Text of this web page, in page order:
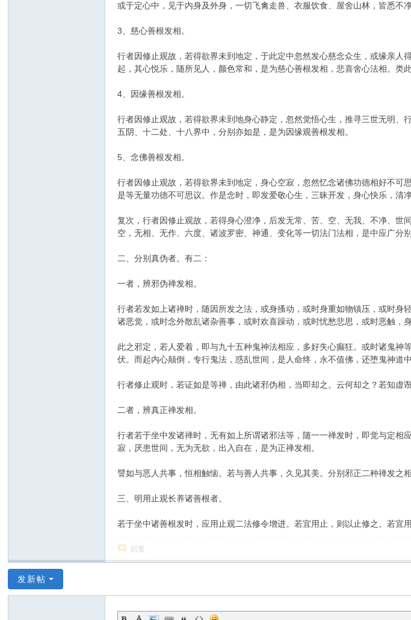
或于定心中，见于内身及外身，一切飞禽走兽、衣服饮食、屋舍山林，皆悉不
3、慈心善根发相。
行者因修止观故，若得欲界未到地定，于此定中忽然发心慈念众生，或缘亲
起，其心悦乐，随所见人，颜色常和，是为慈心善根发相，悲喜舍心法相。类此
4、因缘善根发相。
行者因修止观故，若得欲界未到地身心静定，忽然觉悟心生，推寻三世无明
五阴、十二处、十八界中，分别亦如是，是为因缘观善根发相。
5、念佛善根发相。
行者因修止观故，若得欲界未到地定，身心空寂，忽然忆念诸佛功德相好不
是等无量功德不可思议。作是念时，即发爱敬心生，三昧开发，身心快乐，清
复次，行者因修止观故，若得身心澄净，后发无常、苦、空、无我、不净、世
空，无相、无作、六度、诸波罗密、神通、变化等一切法门法相，是中应广分
二、分别真伪者。有二：
一者，辨邪伪禅发相。
行者若发如上诸禅时，随因所发之法，或身搔动，或时身重如物镇压，或时
诸恶觉，或时念外散乱诸杂善事，或时欢喜躁动，或时忧愁悲思，或时恶触，
此之邪定，若人爱着，即与九十五种鬼神法相应，多好失心癫狂。或时诸鬼
伏。而起内心颠倒，专行鬼法，惑乱世间，是人命终，永不值佛，还堕鬼神道
行者修止观时，若证如是等禅，由此诸邪伪相，当即却之。云何却之？若知虚
二者，辨真正禅发相。
行者若于坐中发诸禅时，无有如上所谓诸邪法等，随一一禅发时，即觉与定
寂，厌患世间，无为无欲，出入自在，是为正禅发相。
譬如与恶人共事，恒相触恼。若与善人共事，久见其美。分别邪正二种禅发之相
三、明用止观长养诸善根者。
若于坐中诸善根发时，应用止观二法修令增进。若宜用止，则以止修之。若宜
回复
发新帖